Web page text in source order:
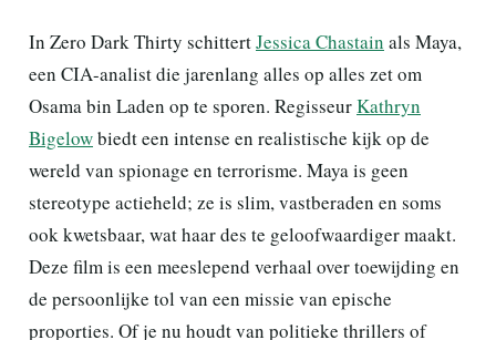
In Zero Dark Thirty schittertJessica Chastain als Maya,
een CIA-analist die jarenlang alles op alles zet om
Osama bin Laden op te sporen. RegisseurKathryn
Bigelowbiedt een intense en realistische kijk op de
wereld van spionage en terrorisme. Maya is geen
stereotype actieheld; ze is slim, vastberaden en soms
ook kwetsbaar, wat haar des te geloofwaardiger maakt.
Deze film is een meeslepend verhaal over toewijding en
de persoonlijke tol van een missie van epische
proporties. Of je nu houdt van politieke thrillers of